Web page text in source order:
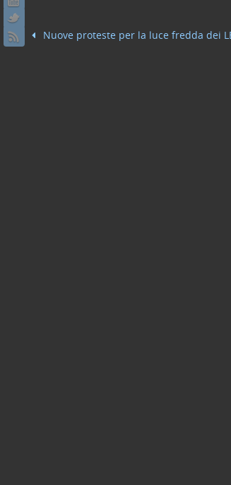
b dI vi
Nuove proteste per la luce fredda dei